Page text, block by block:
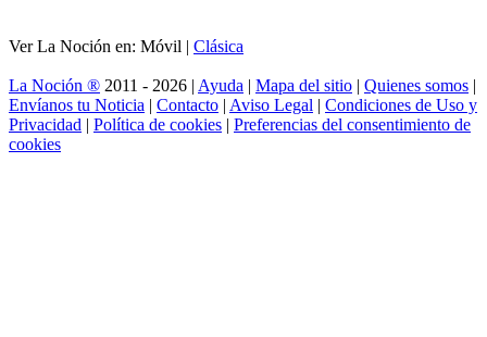
Ver La Noción en: Móvil | Clásica
La Noción ® 2011 - 2026 | Ayuda | Mapa del sitio | Quienes somos |
Envíanos tu Noticia | Contacto | Aviso Legal | Condiciones de Uso y
Privacidad | Política de cookies | Preferencias del consentimiento de
cookies